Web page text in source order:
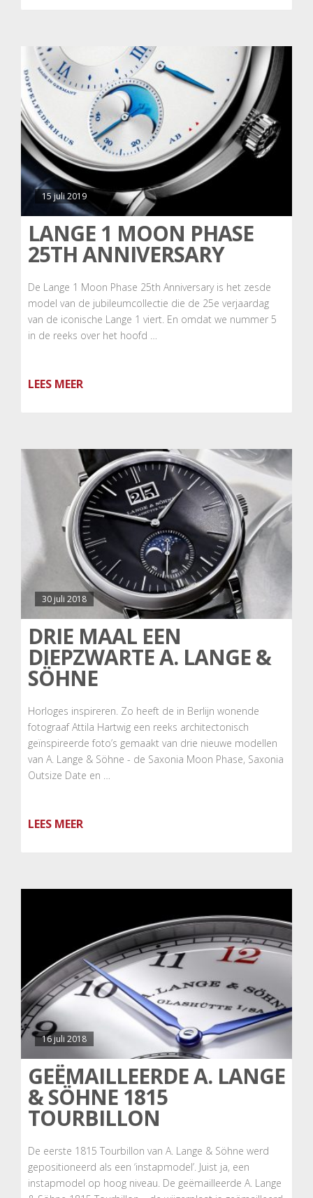
15 juli 2019
LANGE 1 MOON PHASE
25TH ANNIVERSARY
De Lange 1 Moon Phase 25th Anniversary is het zesde
model van de jubileumcollectie die de 25e verjaardag
van de iconische Lange 1 viert. En omdat we nummer 5
in de reeks over het hoofd …
LEES MEER
30 juli 2018
DRIE MAAL EEN
DIEPZWARTE A. LANGE &
SÖHNE
Horloges inspireren. Zo heeft de in Berlijn wonende
fotograaf Attila Hartwig een reeks architectonisch
geïnspireerde foto’s gemaakt van drie nieuwe modellen
van A. Lange & Söhne - de Saxonia Moon Phase, Saxonia
Outsize Date en …
LEES MEER
16 juli 2018
GEËMAILLEERDE A. LANGE
& SÖHNE 1815
TOURBILLON
De eerste 1815 Tourbillon van A. Lange & Söhne werd
gepositioneerd als een ‘instapmodel’. Juist ja, een
instapmodel op hoog niveau. De geëmailleerde A. Lange